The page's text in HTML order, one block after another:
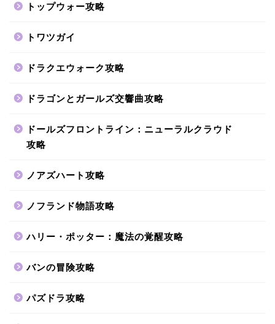
トップウォー攻略
トワツガイ
ドラクエウォーク攻略
ドラゴンとガールズ交響曲攻略
ドールズフロントライン：ニューラルクラウド
攻略
ノアズハート攻略
ノフランド物語攻略
ハリー・ポッター：魔法の覚醒攻略
バンの冒険攻略
パズドラ攻略